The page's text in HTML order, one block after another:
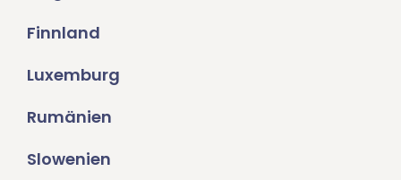
Finnland
Luxemburg
Rumänien
Slowenien